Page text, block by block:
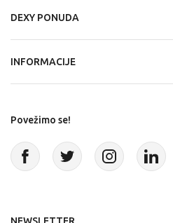
DEXY PONUDA
INFORMACIJE
Povežimo se!